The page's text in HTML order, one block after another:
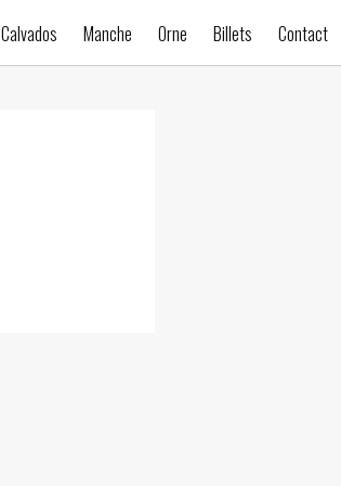
Calvados Manche Orne Billets Contact